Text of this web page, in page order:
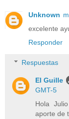
Unknown
excelente
Responder
Respuestas
El Guille
GMT-5
Hola
aporte de